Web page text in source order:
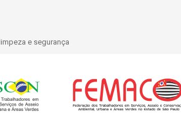
e segurança